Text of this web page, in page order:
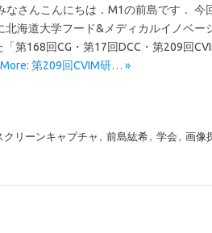
なさんこんにちは．M1の前島です． 今
北海道大学フード&メディカルイノベー
「第168回CG・第17回DCC・第209回
More: 第209回CVIM研… »
クリーンキャプチャ , 前島紘希, 学会 , 画像